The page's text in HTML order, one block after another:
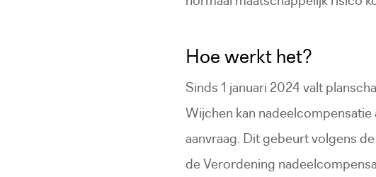
Hoe werkt het?
Sinds 1 januari 2024 valt
Wijchen kan
aanvraag. Dit gebeurt volgens
de Verordening